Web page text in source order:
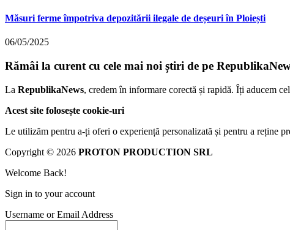
Măsuri ferme împotriva depozitării ilegale de deșeuri în Ploiești
06/05/2025
Rămâi la curent cu cele mai noi știri de pe
La RepublikaNews, credem în informare corectă și rapidă. Îți aducem
Acest site folosește cookie-uri
Le utilizăm pentru a-ți oferi o experiență personalizată și pentru a reține
Copyright © 2026 PROTON PRODUCTION SRL
Welcome Back!
Sign in to your account
Username or Email Address